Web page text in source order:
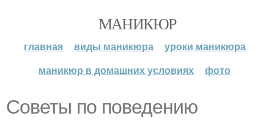
МАНИКЮР
главная виды маникюра
уроки маникюра
маникюр в домашних условиях
фото
Советы по поведению